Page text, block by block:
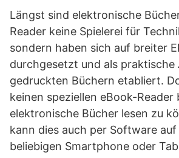
Längst sind elektronische
Reader keine Spielerei für
sondern haben sich auf breiter
durchgesetzt und als praktische
gedruckten Büchern etabliert.
keinen speziellen eBook-Reader
elektronische Bücher lesen zu
kann dies auch per Software auf
beliebigen Smartphone oder